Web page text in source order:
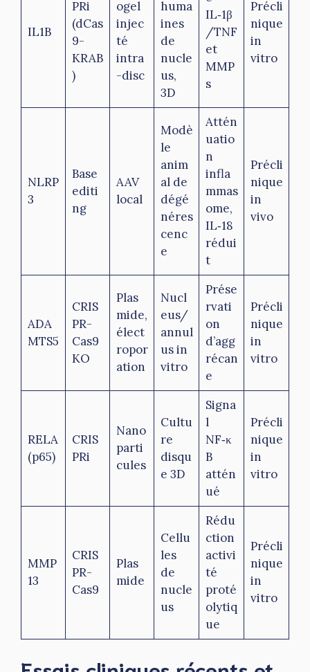
IL1B
PRi
(dCas
9-
KRAB
)
ogel
injec
té
intra
-disc
huma
ines
de
nucle
us,
3D
IL‑1β
/TNF
et
MMP
s
Précli
nique
in
vitro
NLRP
3
Base
editi
ng
AAV
local
Modè
le
anim
al de
dégé
néres
cenc
e
Attén
uatio
n
infla
mmas
ome,
IL‑18
rédui
t
Précli
nique
in
vivo
ADA
MTS5
CRIS
PR-
Cas9
KO
Plas
mide,
élect
ropor
ation
Nucl
eus/
annul
us in
vitro
Prése
rvati
on
d’agg
récan
e
Précli
nique
in
vitro
RELA
(p65)
CRIS
PRi
Nano
parti
cules
Cultu
re
disqu
e 3D
Signa
l
NF‑κ
B
attén
ué
Précli
nique
in
vitro
MMP
13
CRIS
PR-
Cas9
Plas
mide
Cellu
les
de
nucle
us
Rédu
ction
activi
té
proté
olytiq
ue
Précli
nique
in
vitro